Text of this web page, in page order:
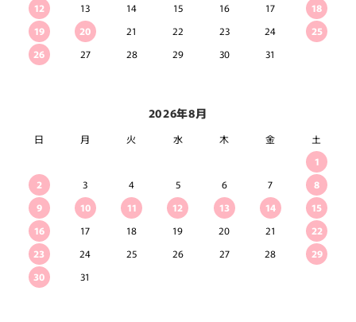
12
13 14 15 16 17
18
19
20 21 22 23 24
25
26
27 28 29 30 31
2026年8月
日 月 火 水 木 金
土
1
2
3 4 5 6 7
8
9
10 11 12 13 14
15
16
17 18 19 20 21
22
23
24 25 26 27 28
29
30
31